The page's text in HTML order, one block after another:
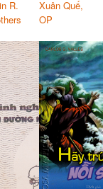
R.
Xuân Quế,
OP